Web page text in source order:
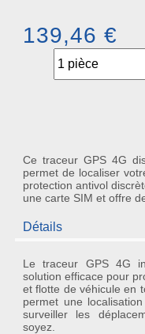
139,46 €
Ce traceur GPS 4G
permet de localiser
protection antivol
une carte SIM et offre
Détails
Letraceur GPS 4G
solution efficace pour
et flotte de véhicule en
permet une
surveiller les
soyez.